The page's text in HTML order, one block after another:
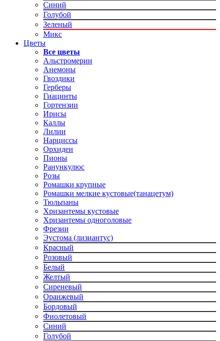
Синий
Голубой
Зеленый
Микс
Цветы
Все цветы
Альстромерии
Анемоны
Гвоздики
Герберы
Гиацинты
Гортензии
Ирисы
Каллы
Лилии
Нарциссы
Орхидеи
Пионы
Ранункулюс
Розы
Ромашки крупные
Ромашки мелкие кустовые(танацетум)
Тюльпаны
Хризантемы кустовые
Хризантемы одноголовые
Фрезии
Эустома (лизиантус)
Красный
Розовый
Белый
Желтый
Сиреневый
Оранжевый
Бордовый
Фиолетовый
Синий
Голубой